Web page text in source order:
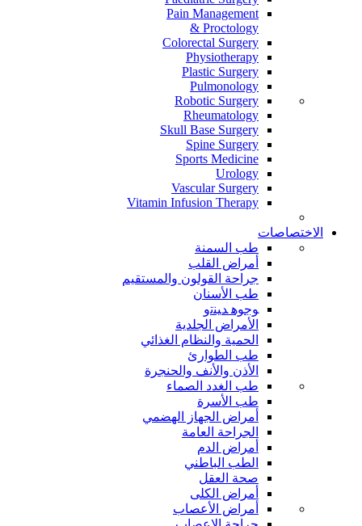
Pain Management
Proctology &
Colorectal Surgery
Physiotherapy
Plastic Surgery
Pulmonology
Robotic Surgery
Rheumatology
Skull Base Surgery
Spine Surgery
Sports Medicine
Urology
Vascular Surgery
Vitamin Infusion Therapy
الاختصاصات
طب السمنة
أمراض القلب
جراحة القولون والمستقيم
طب الأسنان
ﻮﺟﻮﻫ ﺪﻴﻨﺗﻭ
الأمراض الجلدية
الحمية والنظام الغذائي
طب الطوارئ
الأذن والأنف والحنجرة
طب الغدد الصماء
طب الأسرة
أمراض الجهاز الهضمي
الجراحة العامة
أمراض الدم
الطب الباطني
صحة العقل
أمراض الكلى
أمراض الأعصاب